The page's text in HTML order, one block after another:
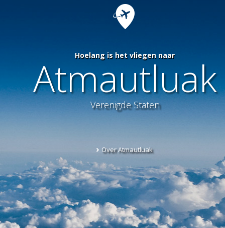
Hoelang is het vliegen naar
Atmautluak
Verenigde Staten
Over Atmautluak